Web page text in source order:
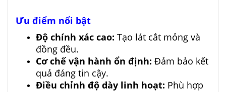
Ưu điểm nổi bật
Độ chính xác cao: Tạo lát cắt mỏng và
đồng đều.
Cơ chế vận hành ổn định: Đảm bảo kết
quả đáng tin cậy.
Điều chỉnh độ dày linh hoạt: Phù hợp